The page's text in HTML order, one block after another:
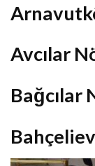
Avcılar
Bağcılar